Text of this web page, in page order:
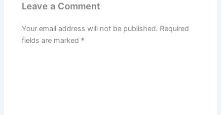
Leave a Comment
Your email address will not be published. Required
fields are marked *